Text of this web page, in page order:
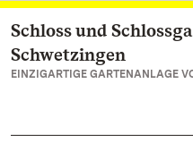
Zum Hauptinhalt
Schloss und
Schwetzingen
EINZIGARTIGE GARTENANLAGE